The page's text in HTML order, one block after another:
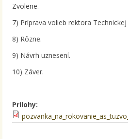
Zvolene.
7) Príprava volieb rektora
8) Rôzne.
9) Návrh uznesení.
10) Záver.
Prílohy: